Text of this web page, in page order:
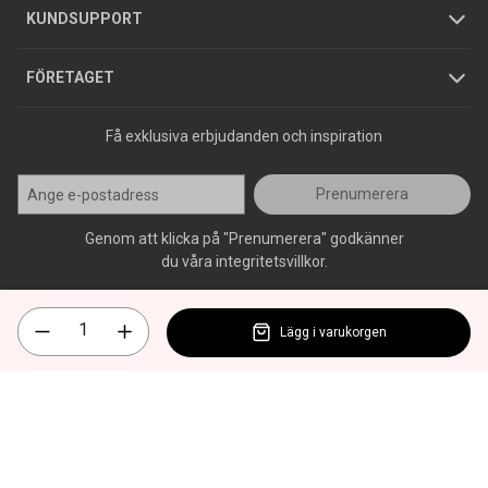
KUNDSUPPORT
Varumärken
FÖRETAGET
Jobba hos oss
Press
Få exklusiva erbjudanden och inspiration
Prenumerera
Genom att klicka på "Prenumerera" godkänner
du våra integritetsvillkor.
Lägg i varukorgen